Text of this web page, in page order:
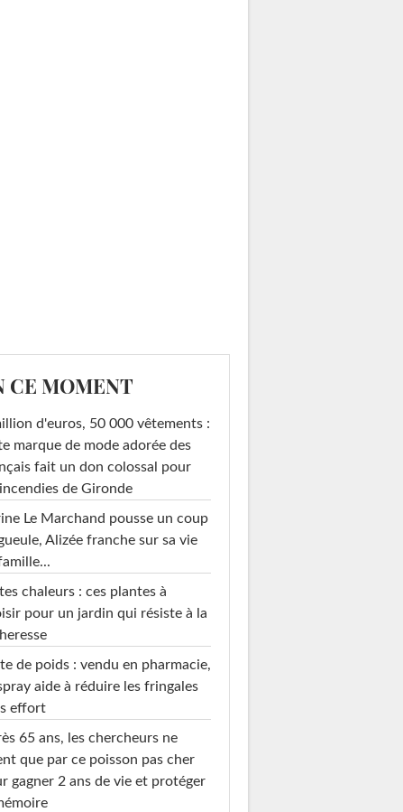
CE MOMENT
d'euros, 50 000 vêtements :
marque de mode adorée des
fait un don colossal pour
incendies de Gironde
Le Marchand pousse un coup
Alizée franche sur sa vie
chaleurs : ces plantes à
pour un jardin qui résiste à la
de poids : vendu en pharmacie,
aide à réduire les fringales
effort
65 ans, les chercheurs ne
que par ce poisson pas cher
gagner 2 ans de vie et protéger